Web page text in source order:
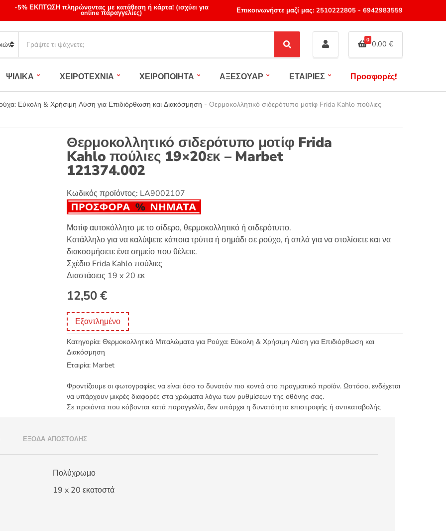
-5% ΕΚΠΤΩΣΗ πληρώνοντας με κατάθεση ή κάρτα! (ισχύει για
online παραγγελίες) Επικοινωνήστε μαζί μας: 2510222805- 6942983559
a
c
h
p
S
e
c
0 0,00 €
ΨΙΛΙΚΑ ΧΕΙΡΟΤΕΧΝΙΑ ΧΕΙΡΟΠΟΙΗΤΑ ΑΞΕΣΟΥΑΡ ΕΤΑΙΡΙΕΣ Προσφορές!
Εύκολη & Χρήσιμη Λύση για Επιδιόρθωση και Διακόσμηση - Θερμοκολλητικό σιδερότυπο μοτίφ Frida Kahlo πούλιες
Θερμοκολλητικό σιδερότυπο μοτίφ Frida
Kahlo πούλιες 19×20εκ – Marbet
121374.002
Κωδικός προϊόντος: LA9002107
Μοτίφ αυτοκόλλητο με το σίδερο, θερμοκολλητικό ή σιδερότυπο.
Κατάλληλο για να καλύψετε κάποια τρύπα ή σημάδι σε ρούχο, ή απλά για να στολίσετε και να
διακοσμήσετε ένα σημείο που θέλετε.
Σχέδιο Frida Kahlo πούλιες
Διαστάσεις 19 x 20 εκ
12,50€
Εξαντλημένο
Κατηγορία: Θερμοκολλητικά Μπαλώματα για Ρούχα: Εύκολη & Χρήσιμη Λύση για Επιδιόρθωση και
Διακόσμηση
Εταιρία: Marbet
Φροντίζουμε οι φωτογραφίες να είναι όσο το δυνατόν πιο κοντά στο πραγματικό προϊόν. Ωστόσο, ενδέχεται
να υπάρχουν μικρές διαφορές στα χρώματα λόγω των ρυθμίσεων της οθόνης σας.
Σε προιόντα που κόβονται κατά παραγγελία, δεν υπάρχει η δυνατότητα επιστροφής ή αντικαταβολής
ΈΞΟΔΑ ΑΠΟΣΤΟΛΉΣ
Πολύχρωμο
19 x 20 εκατοστά